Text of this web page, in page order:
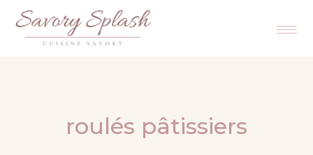
roulés pâtissiers